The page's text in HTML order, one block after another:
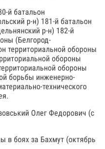
й батальон
р-н) 181-й батальон
р-н) 182-й
(Белгород-
территориальной обороны
обороны
обороны
борьбы инженерно-
технического
Олег Федорович (с
в боях за Бахмут (октябрь